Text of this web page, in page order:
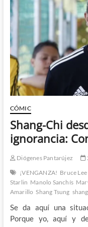
Englehart
CÓMIC
Shang-Chi
ignorancia:
Diógenes Pantarújez
¡VENGANZA! Bruce Lee
Starlin Manolo Sanchís
Amarillo Shang Tsung
Se da aquí una
Porque yo, aquí y